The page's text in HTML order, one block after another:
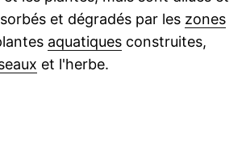
et dégradés par les zones
aquatiquesconstruites,
et l'herbe.